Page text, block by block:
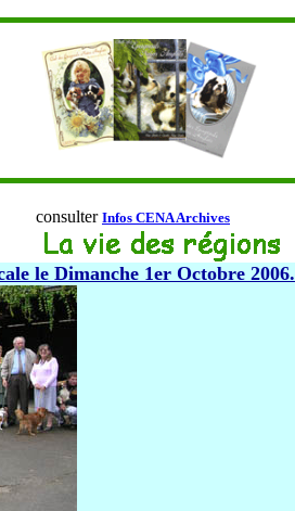
consulter Infos CENA Archives
le Dimanche 1er Octobre 2006.